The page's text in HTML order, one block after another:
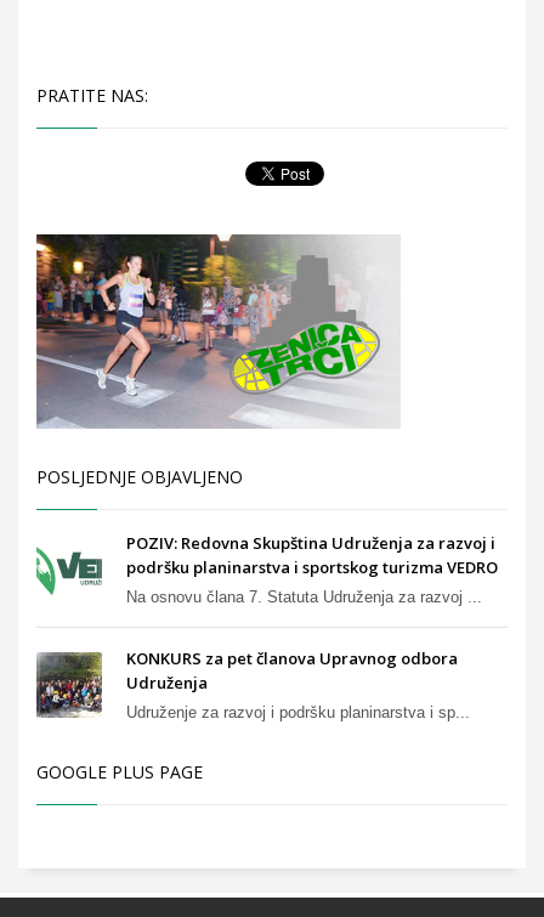
PRATITE NAS:
POSLJEDNJE OBJAVLJENO
POZIV: Redovna Skupština Udruženja za razvoj i
podršku planinarstva i sportskog turizma VEDRO
Na osnovu člana 7. Statuta Udruženja za razvoj ...
KONKURS za pet članova Upravnog odbora
Udruženja
Udruženje za razvoj i podršku planinarstva i sp...
GOOGLE PLUS PAGE